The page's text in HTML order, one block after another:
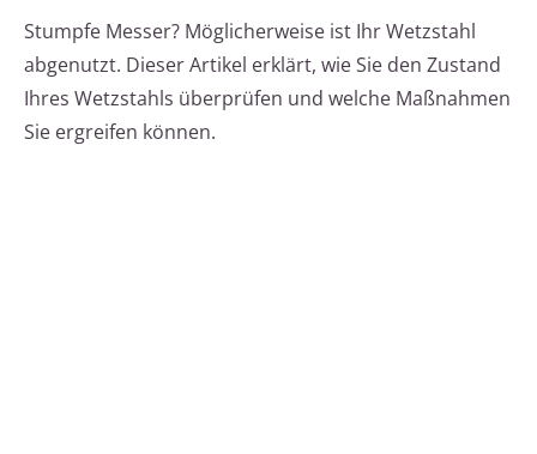
Stumpfe Messer? Möglicherweise ist Ihr Wetzstahl
abgenutzt. Dieser Artikel erklärt, wie Sie den Zustand
Ihres Wetzstahls überprüfen und welche Maßnahmen
Sie ergreifen können.